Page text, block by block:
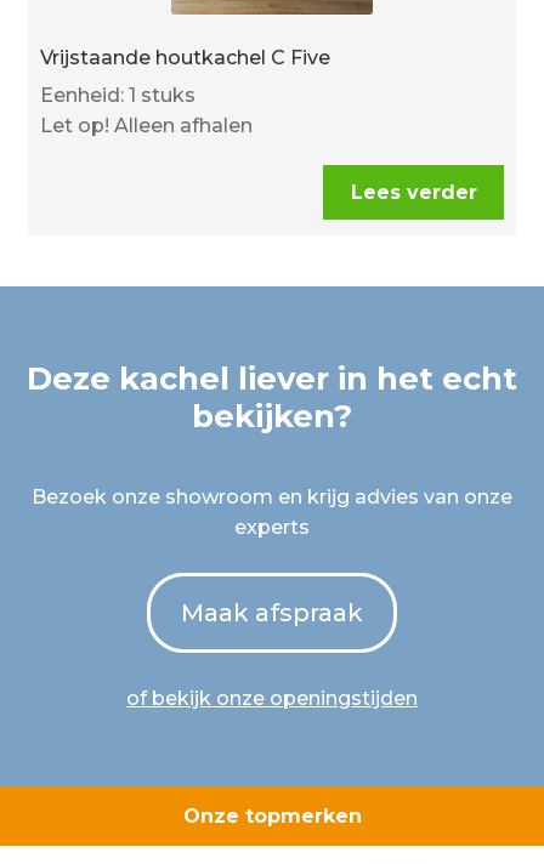
Vrijstaande houtkachel C Five
Eenheid: 1 stuks
Let op! Alleen afhalen
Lees verder
Deze kachel liever in het echt
bekijken?
Bezoek onze showroom en krijg advies van onze
experts
Maak afspraak
of bekijk onze openingstijden
Onze topmerken